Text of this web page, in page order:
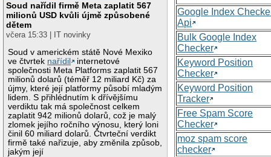
Soud nařídil firmě Meta zaplatit 567
milionů USD kvůli újmě způsobené
dětem
včera 15:33 | IT novinky
Soud v americkém státě Nové Mexiko
ve čtvrtek nařídil
internetové
společnosti Meta Platforms zaplatit 567
milionů dolarů (téměř 12 miliard Kč) za
újmy, které její platformy působí mladým
lidem. S přihlédnutím k dřívějšímu
verdiktu tak má společnost celkem
zaplatit 942 milionů dolarů, což je malý
zlomek jejího ročního výnosu, který loni
činil 60 miliard dolarů. Čtvrteční verdikt
firmě také nařizuje, aby změnila způsob,
jakým její
Google Index
Api
Bulk Google Index
Checker
Keyword Position
Checker
Keyword Position
Tracker
Free Spam Score
Checker
moz spam score
checker